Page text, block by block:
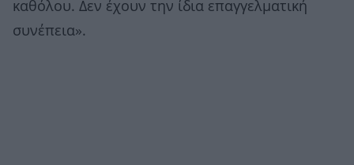
καθόλου. Δεν έχουν την ίδια επαγγελματική
συνέπεια».